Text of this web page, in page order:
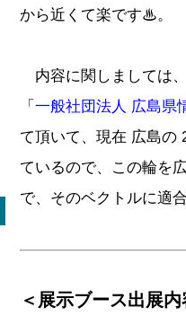
から近くて楽です♨。
内容に関しましては
「 一般社団法人 広島県
て頂いて、現在 広島の
ているので、この輪を
で、そのベクトルに適
＜展示ブース出展